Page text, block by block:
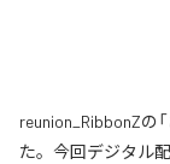
reunion_RibbonZの
た。今回デジタル